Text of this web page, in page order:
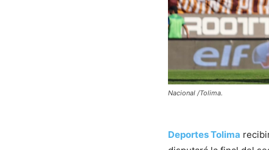
Nacional /Tolima.
Deportes Tolima